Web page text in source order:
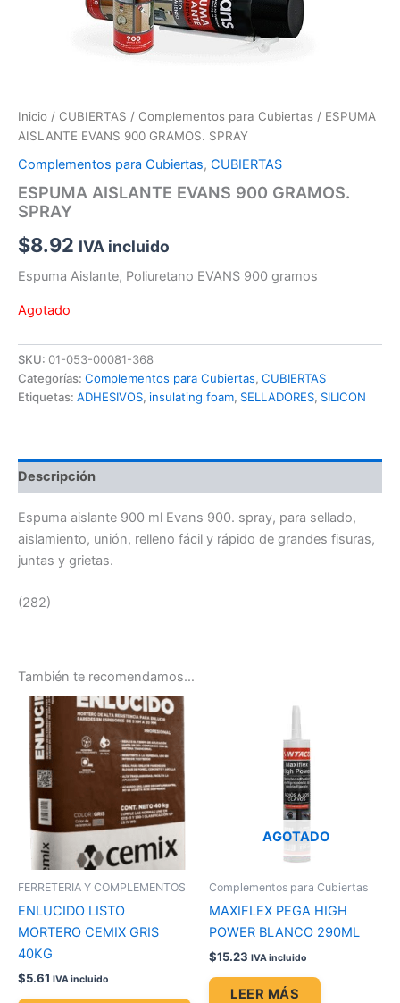
Inicio / CUBIERTAS / Complementos para Cubiertas / ESPUMA
AISLANTE EVANS 900 GRAMOS. SPRAY
Complementos para Cubiertas, CUBIERTAS
ESPUMA AISLANTE EVANS 900 GRAMOS.
SPRAY
$8.92 IVA incluido
Espuma Aislante, Poliuretano EVANS 900 gramos
Agotado
SKU: 01-053-00081-368
Categorías: Complementos para Cubiertas, CUBIERTAS
Etiquetas: ADHESIVOS, insulating foam, SELLADORES, SILICON
Descripción
Espuma aislante 900 ml Evans 900. spray, para sellado,
aislamiento, unión, relleno fácil y rápido de grandes fisuras,
juntas y grietas.
(282)
También te recomendamos…
FERRETERIA Y COMPLEMENTOS
ENLUCIDO LISTO
MORTERO CEMIX GRIS
40KG
$5.61 IVA incluido
AGOTADO
Complementos para Cubiertas
MAXIFLEX PEGA HIGH
POWER BLANCO 290ML
$15.23 IVA incluido
LEER MÁS